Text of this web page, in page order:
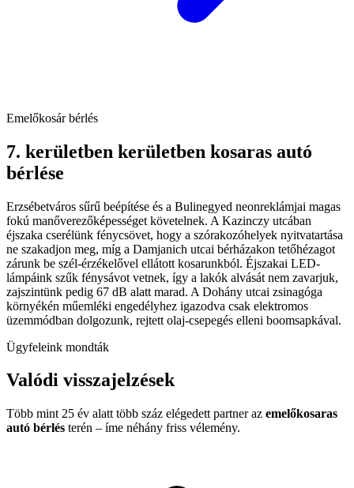
Emelőkosár bérlés
7. kerületben kerületben kosaras autó
bérlése
Erzsébetváros sűrű beépítése és a Bulinegyed neonreklámjai magas
fokú manőverezőképességet követelnek. A Kazinczy utcában
éjszaka cserélünk fénycsövet, hogy a szórakozóhelyek nyitvatartása
ne szakadjon meg, míg a Damjanich utcai bérházakon tetőhézagot
zárunk be szél-érzékelővel ellátott kosarunkból. Éjszakai LED-
lámpáink szűk fénysávot vetnek, így a lakók alvását nem zavarjuk,
zajszintünk pedig 67 dB alatt marad. A Dohány utcai zsinagóga
környékén műemléki engedélyhez igazodva csak elektromos
üzemmódban dolgozunk, rejtett olaj-csepegés elleni boomsapkával.
Ügyfeleink mondták
Valódi visszajelzések
Több mint 25 év alatt több száz elégedett partner az emelőkosaras
autó bérlés terén – íme néhány friss vélemény.